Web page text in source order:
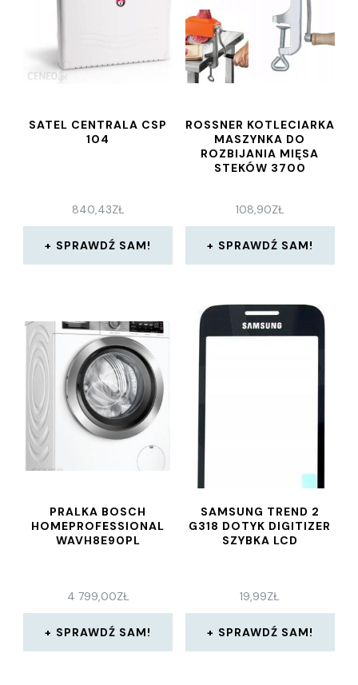
SATEL CENTRALA CSP
104
840,43ZŁ
SPRAWDŹ SAM!
ROSSNER KOTLECIARKA
MASZYNKA DO
ROZBIJANIA MIĘSA
STEKÓW 3700
108,90ZŁ
SPRAWDŹ SAM!
PRALKA BOSCH
HOMEPROFESSIONAL
WAVH8E90PL
4 799,00ZŁ
SPRAWDŹ SAM!
SAMSUNG TREND 2
G318 DOTYK DIGITIZER
SZYBKA LCD
19,99ZŁ
SPRAWDŹ SAM!